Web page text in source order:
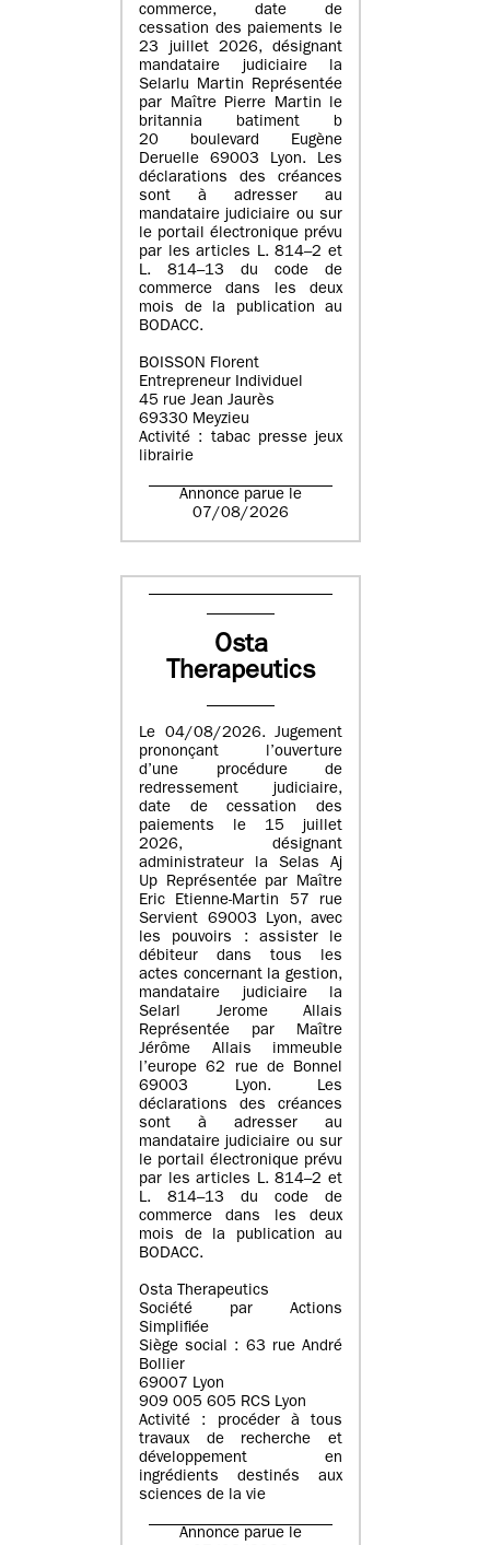
commerce, date de
cessation des paiements le
23 juillet 2026, désignant
mandataire judiciaire la
Selarlu Martin Représentée
par Maître Pierre Martin le
britannia batiment b
20 boulevard Eugène
Deruelle 69003 Lyon. Les
déclarations des créances
sont à adresser au
mandataire judiciaire ou sur
le portail électronique prévu
par les articles L. 814–2 et
L. 814–13 du code de
commerce dans les deux
mois de la publication au
BODACC.
BOISSON Florent
Entrepreneur Individuel
45 rue Jean Jaurès
69330 Meyzieu
Activité : tabac presse jeux
librairie
Annonce parue le
07/08/2026
Osta
Therapeutics
Le 04/08/2026. Jugement
prononçant l’ouverture
d’une procédure de
redressement judiciaire,
date de cessation des
paiements le 15 juillet
2026, désignant
administrateur la Selas Aj
Up Représentée par Maître
Eric Etienne-Martin 57 rue
Servient 69003 Lyon, avec
les pouvoirs : assister le
débiteur dans tous les
actes concernant la gestion,
mandataire judiciaire la
Selarl Jerome Allais
Représentée par Maître
Jérôme Allais immeuble
l’europe 62 rue de Bonnel
69003 Lyon. Les
déclarations des créances
sont à adresser au
mandataire judiciaire ou sur
le portail électronique prévu
par les articles L. 814–2 et
L. 814–13 du code de
commerce dans les deux
mois de la publication au
BODACC.
Osta Therapeutics
Société par Actions
Simplifiée
Siège social : 63 rue André
Bollier
69007 Lyon
909 005 605 RCS Lyon
Activité : procéder à tous
travaux de recherche et
développement en
ingrédients destinés aux
sciences de la vie
Annonce parue le